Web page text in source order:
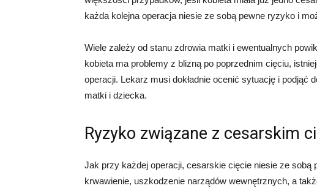
każda kolejna operacja niesie ze sobą pewne ryzyko i
Wiele zależy od stanu zdrowia matki i ewentualnych
kobieta ma problemy z blizną po poprzednim cięciu,
operacji. Lekarz musi dokładnie ocenić sytuację i
matki i dziecka.
Ryzyko związane z cesarskim
Jak przy każdej operacji, cesarskie cięcie niesie ze
krwawienie, uszkodzenie narządów wewnętrznych, a